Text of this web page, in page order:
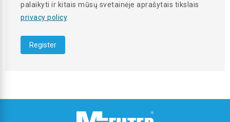
palaikyti ir kitais mūsų svetainėje aprašytais tikslais
privacy policy.
Register